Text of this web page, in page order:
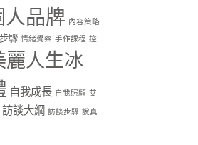
人品牌 內容策略
驟 情緒覺察 手作課程 控
麗人生冰
自我成長 自我照顧 艾
訪談大綱 訪談步驟 說真